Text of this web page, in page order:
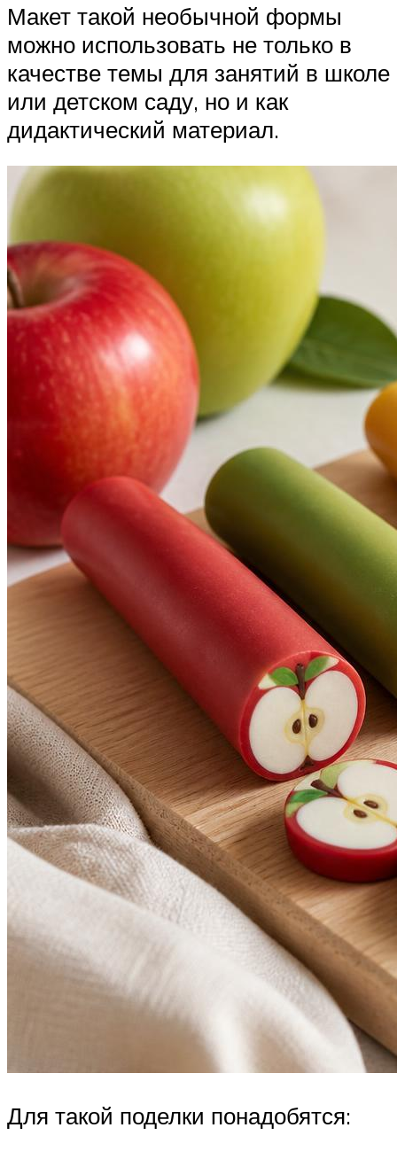
Макет такой необычной формы
можно использовать не только в
качестве темы для занятий в школе
или детском саду, но и как
дидактический материал.
Для такой поделки понадобятся: